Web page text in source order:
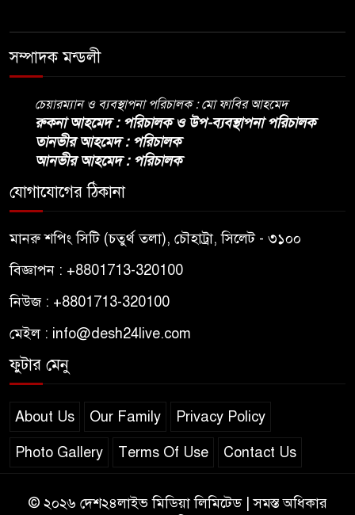
সম্পাদক মন্ডলী
চেয়ারম্যান ও ব্যবস্থাপনা পরিচালক : মো ফাবির আহমেদ
রুকনা আহমেদ : পরিচালক ও উপ-ব্যবস্থাপনা পরিচালক
তানভীর আহমেদ : পরিচালক
আনভীর আহমেদ : পরিচালক
যোগাযোগের ঠিকানা
মানরু শপিং সিটি (চতুর্থ তলা), চৌহাট্রা, সিলেট - ৩১০০
বিজ্ঞাপন : +8801713-320100
নিউজ : +8801713-320100
মেইল : info@desh24live.com
ফুটার মেনু
About Us Our Family Privacy Policy
Photo Gallery Terms Of Use Contact Us
© ২০২৬ দেশ২৪লাইভ মিডিয়া লিমিটেড | সমস্ত অধিকার